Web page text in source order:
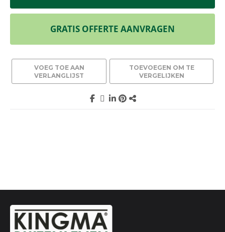
GRATIS OFFERTE AANVRAGEN
VOEG TOE AAN
VERLANGLIJST
TOEVOEGEN OM TE
VERGELIJKEN